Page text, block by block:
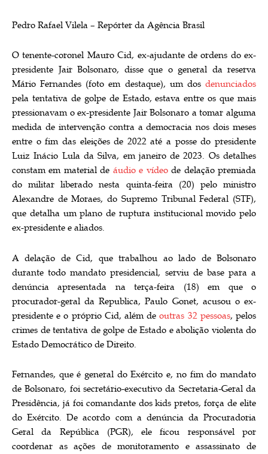
Pedro Rafael Vilela – Repórter da Agência Brasil
O tenente-coronel Mauro Cid, ex-ajudante de ordens do ex-
presidente Jair Bolsonaro, disse que o general da reserva
Mário Fernandes (foto em destaque), um dos denunciados
pela tentativa de golpe de Estado, estava entre os que mais
pressionavam o ex-presidente Jair Bolsonaro a tomar alguma
medida de intervenção contra a democracia nos dois meses
entre o fim das eleições de 2022 até a posse do presidente
Luiz Inácio Lula da Silva, em janeiro de 2023. Os detalhes
constam em material de áudio e vídeode delação premiada
do militar liberado nesta quinta-feira (20) pelo ministro
Alexandre de Moraes, do Supremo Tribunal Federal (STF),
que detalha um plano de ruptura institucional movido pelo
ex-presidente e aliados.
A delação de Cid, que trabalhou ao lado de Bolsonaro
durante todo mandato presidencial, serviu de base para a
denúncia apresentada na terça-feira (18) em que o
procurador-geral da Republica, Paulo Gonet, acusou o ex-
presidente e o próprio Cid, além deoutras 32 pessoas, pelos
crimes de tentativa de golpe de Estado e abolição violenta do
Estado Democrático de Direito.
Fernandes, que é general do Exército e, no fim do mandato
de Bolsonaro, foi secretário-executivo da Secretaria-Geral da
Presidência, já foi comandante dos kids pretos, força de elite
do Exército. De acordo com a denúncia da Procuradoria
Geral da República (PGR), ele ficou responsável por
coordenar as ações de monitoramento e assassinato de